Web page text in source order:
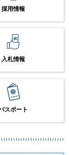
採用情報
入札情報
スポート